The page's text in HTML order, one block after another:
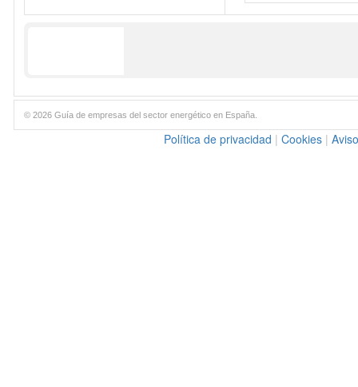
© 2026 Guía de empresas del sector energético en España.
Política de privacidad | Cookies |